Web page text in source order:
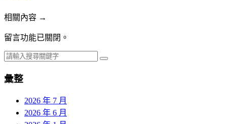
相關內容 →
留言功能已關閉。
彙整
2026 年 7 月
2026 年 6 月